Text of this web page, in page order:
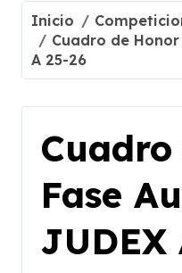
Inicio
Cuadro de
A 25-26
Fase
JUDEX